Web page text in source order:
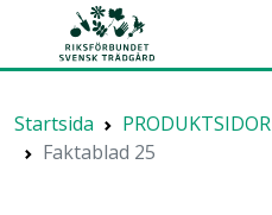
Startsida PRODUKTSIDOR
Faktablad 25